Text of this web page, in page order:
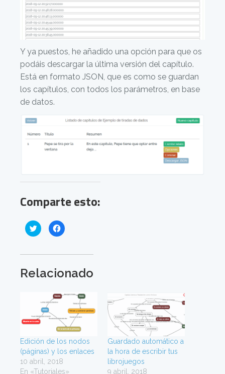
Y ya puestos, he añadido una opción para que os
podáis descargar la última versión del capítulo.
Está en formato JSON, que es como se guardan
los capítulos, con todos los parámetros, en base
de datos.
Comparte esto:
H
a
i
p
a
m
p
a
r
r
n
T
w
i
H
a
i
p
a
c
o
a
r
t
r
n
F
a
c
Relacionado
Edición de los nodos
(páginas) y los enlaces
10 abril, 2018
En «Tutoriales»
Guardado automático a
la hora de escribir tus
librojuegos
9 abril, 2018